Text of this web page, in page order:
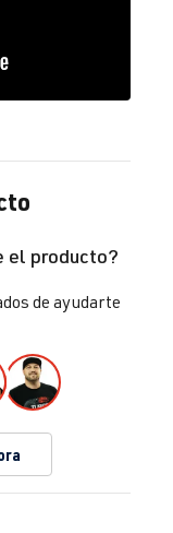
el producto?
de ayudarte